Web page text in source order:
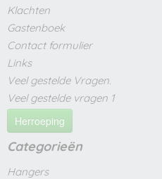
Klachten
Gastenboek
Contact formulier
Links
Veel gestelde Vragen.
Veel gestelde vragen 1
Herroeping
Categorieën
Hangers